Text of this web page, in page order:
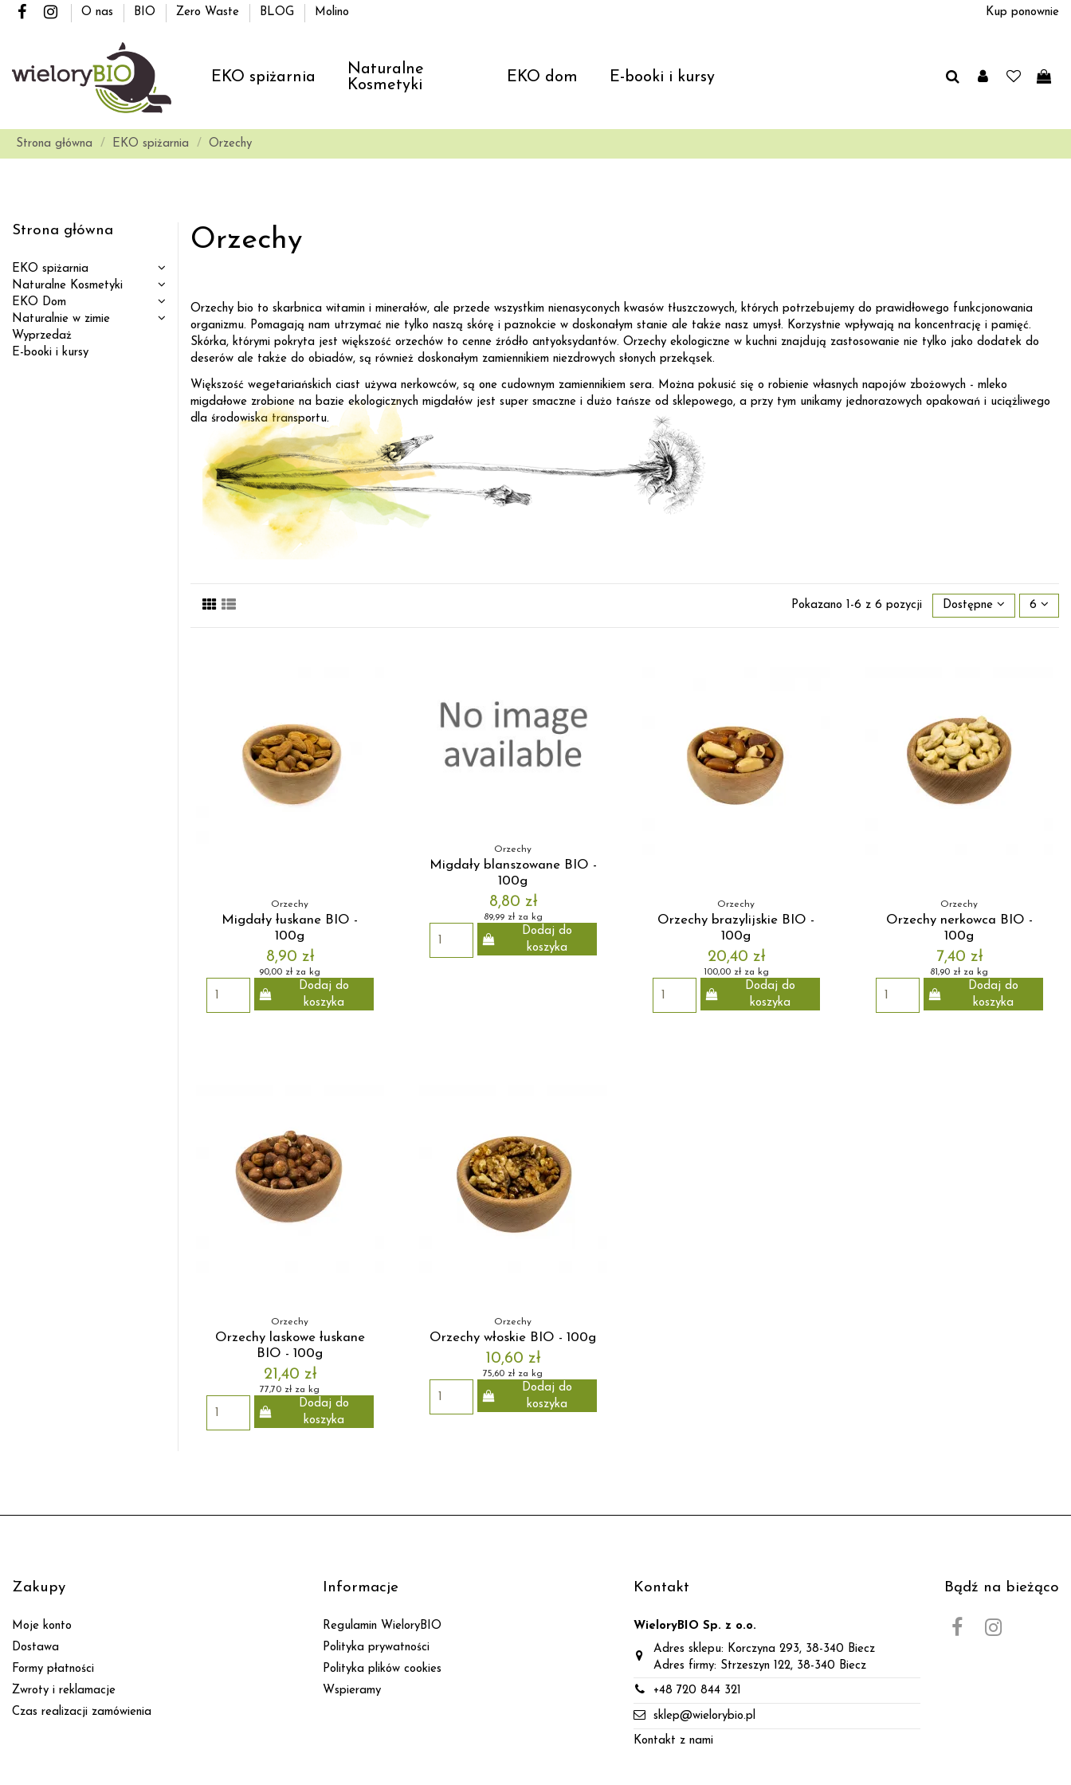
O nas BIO Zero Waste BLOG Molino Kup ponownie
EKO spiżarnia
Naturalne
Kosmetyki
EKO dom E-booki i kursy
Strona główna EKO spiżarnia Orzechy
Orzechy
Orzechy bio to skarbnica witamin i minerałów, ale przede wszystkim nienasyconych kwasów tłuszczowych, których potrzebujemy do prawidłowego funkcjonowania
organizmu. Pomagają nam utrzymać nie tylko naszą skórę i paznokcie w doskonałym stanie ale także nasz umysł. Korzystnie wpływają na koncentrację i pamięć.
Skórka, którymi pokryta jest większość orzechów to cenne źródło antyoksydantów. Orzechy ekologiczne w kuchni znajdują zastosowanie nie tylko jako dodatek do
deserów ale także do obiadów, są również doskonałym zamiennikiem niezdrowych słonych przekąsek.
Większość wegetariańskich ciast używa nerkowców, są one cudownym zamiennikiem sera. Można pokusić się o robienie własnych napojów zbożowych - mleko
migdałowe zrobione na bazie ekologicznych migdałów jest super smaczne i dużo tańsze od sklepowego, a przy tym unikamy jednorazowych opakowań i uciążliwego
dla środowiska transportu.
Pokazano 1-6 z 6 pozycji Dostępne 6
Orzechy
Migdały łuskane BIO -
100g
8,90 zł
90,00 zł za kg
Dodaj do
koszyka
Orzechy
Migdały blanszowane BIO -
100g
8,80 zł
89,99 zł za kg
Dodaj do
koszyka
Orzechy
Orzechy brazylijskie BIO -
100g
20,40 zł
100,00 zł za kg
Dodaj do
koszyka
Orzechy
Orzechy nerkowca BIO -
100g
7,40 zł
81,90 zł za kg
Dodaj do
koszyka
Orzechy
Orzechy laskowe łuskane
BIO - 100g
21,40 zł
77,70 zł za kg
Dodaj do
koszyka
Orzechy
Orzechy włoskie BIO - 100g
10,60 zł
75,60 zł za kg
Dodaj do
koszyka
Strona główna
EKO spiżarnia
Naturalne Kosmetyki
EKO Dom
Naturalnie w zimie
Wyprzedaż
E-booki i kursy
Zakupy
Moje konto
Dostawa
Formy płatności
Zwroty i reklamacje
Czas realizacji zamówienia
Informacje
Regulamin WieloryBIO
Polityka prywatności
Polityka plików cookies
Wspieramy
Kontakt
WieloryBIO Sp. z o.o.
Adres sklepu: Korczyna 293, 38-340 Biecz
Adres firmy: Strzeszyn 122, 38-340 Biecz
+48 720 844 321
sklep@wielorybio.pl
Kontakt z nami
Bądź na bieżąco